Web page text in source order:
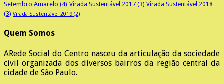
Setembro Amarelo (4) Virada Sustentável 2017 (3) Virada Sustentável 2018
(3) Virada Sustentável 2019 (2)
Quem Somos
ARede Social do Centro nasceu da articulação da sociedade
civil organizada dos diversos bairros da região central da
cidade de São Paulo.